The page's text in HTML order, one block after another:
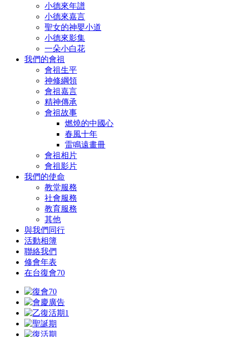
小德來年譜
小德來嘉言
聖女的神嬰小道
小德來影集
一朵小白花
我們的會祖
會祖生平
神修綱領
會祖嘉言
精神傳承
會祖故事
燃燒的中國心
春風十年
雷鳴遠畫冊
會祖相片
會祖影片
我們的使命
教堂服務
社會服務
教育服務
其他
與我們同行
活動相簿
聯絡我們
修會年表
在台復會70